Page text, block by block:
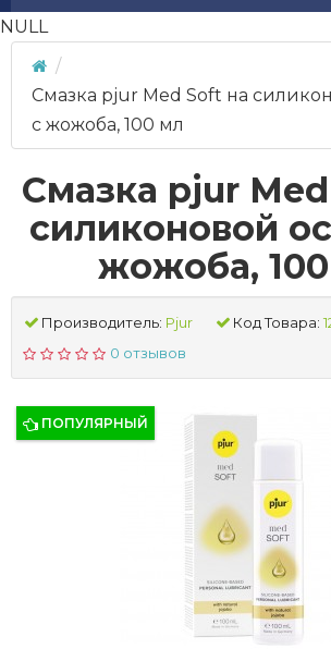
NULL
Смазка pjur Med Soft на
с жожоба, 100 мл
Смазка pjur
силиконовой
жожоба,
Производитель: Pjur Код Товара:
0 отзывов
ПОПУЛЯРНЫЙ